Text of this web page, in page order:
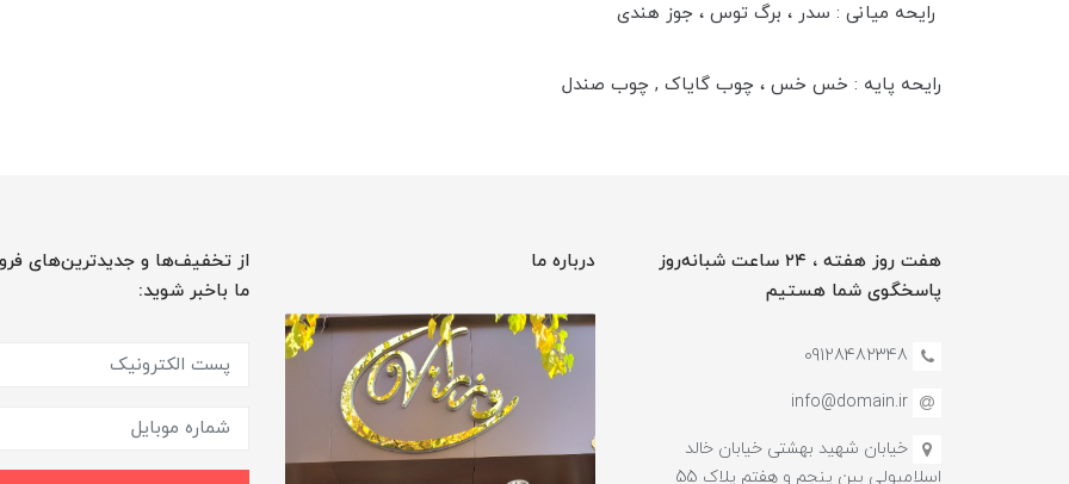
رایحه میانی : سدر ، برگ توس ، جوز هندی
رایحه پایه : خس خس ، چوب گایاک , چوب صندل
هفت روز هفته ، ۲۴ ساعت شبانه‌روز
پاسخگوی شما هستیم
09128482348
info@domain.ir
خیابان شهید بهشتی خیابان خالد
اسلامبولی بین پنجم و هفتم پلاک 55
درباره ما
از تخفیف‌ها و جدیدترین‌های
ما باخبر شوید: